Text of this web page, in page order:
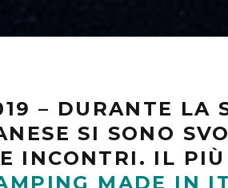
– DURANTE LA
SI SONO
INCONTRI. IL
MADE IN